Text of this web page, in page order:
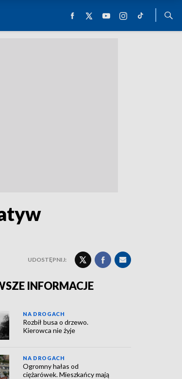
UDOSTĘPNIJ:
INFORMACJE
NA DROGACH
Rozbił busa o drzewo.
Kierowca nie żyje
NA DROGACH
Ogromny hałas od
ciężarówek. Mieszkańcy mają